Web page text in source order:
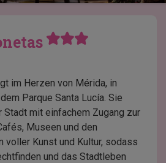
im Herzen von Mérida, in
Parque Santa Lucía. Sie
Stadt mit einfachem Zugang zur
Museen und den
voller Kunst und Kultur, sodass
und das Stadtleben